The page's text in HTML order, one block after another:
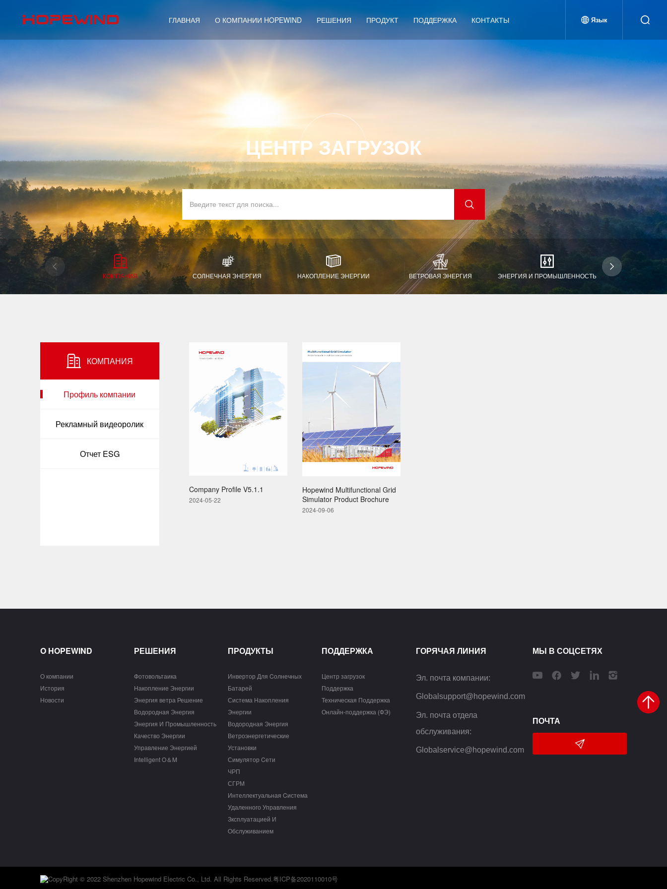
ГЛАВНАЯ О КОМПАНИИ HOPEWIND РЕШЕНИЯ ПРОДУКТ ПОДДЕРЖКА КОНТАКТЫ Язык
ЦЕНТР ЗАГРУЗОК
КОМПАНИЯ СОЛНЕЧНАЯ ЭНЕРГИЯ НАКОПЛЕНИЕ ЭНЕРГИИ ВЕТРОВАЯ ЭНЕРГИЯ ЭНЕРГИЯ И ПРОМЫШЛЕННОСТЬ ВОДОРОДНАЯ
КОМПАНИЯ
Профиль компании
Рекламный видеоролик
Отчет ESG
Company Profile V5.1.1
2024-05-22
Hopewind Multifunctional Grid
Simulator Product Brochure
2024-09-06
O HOPEWIND
О компании
История
Новости
РЕШЕНИЯ
Фотовольтаика
Накопление Энергии
Энергия ветра Решение
Водородная Энергия
Энергия И Промышленность
Качество Энергии
Управление Энергией
Intelligent O＆M
ПРОДУКТЫ
Инвертор Для Cолнечных
Батарей
Система Hакопления
Энергии
Водородная Энергия
Ветроэнергетические
Установки
Симулятор Cети
ЧРП
СГРМ
Интеллектуальная Cистема
Удаленного Управления
Зксплуатацией И
Oбслуживанием
ПОДДЕРЖКА
Центр загрузок
Поддержка
Техническая Поддержка
Онлайн-поддержка (ФЭ)
ГОРЯЧАЯ ЛИНИЯ
Эл. почта компании:
Globalsupport@hopewind.com
Эл. почта отдела
обслуживания:
Globalservice@hopewind.com
МЫ В СОЦСЕТЯХ
ПОЧТА
CopyRight © 2022 Shenzhen Hopewind Electric Co., Ltd. All Rights Reserved.粤ICP备2020110010号